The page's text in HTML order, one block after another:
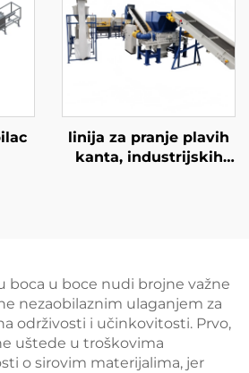
linija za pranje plavih
kanta, industrijskih
boca u boce nudi brojne važne
nezaobilaznim ulaganjem za
održivosti i učinkovitosti. Prvo,
uštede u troškovima
o sirovim materijalima, jer